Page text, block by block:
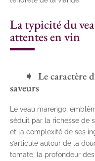
La typicité du
attentes en vin
Le caractère
saveurs
Le veau marengo,
séduit par la richesse de
et la complexité de ses
s’articule autour de la
tomate, la profondeur